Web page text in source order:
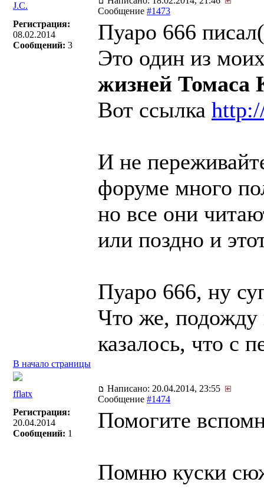
J.C.
Сообщение #1473
Регистрация:
08.02.2014
Сообщений: 3
Пуаро 666
Это один из
жизней Томаса
Вот ссылка
И не
форуме много
но все они
или поздно и
Пуаро 666, ну
Что же, подожду
казалось, что с
В начало страницы
fflatx
Написано: 20.04.2014, 23:55
Сообщение #1474
Регистрация:
20.04.2014
Сообщений: 1
Помогите
Помню куски